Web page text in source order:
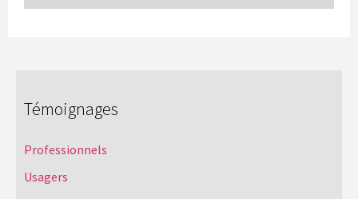
Témoignages
Professionnels
Usagers